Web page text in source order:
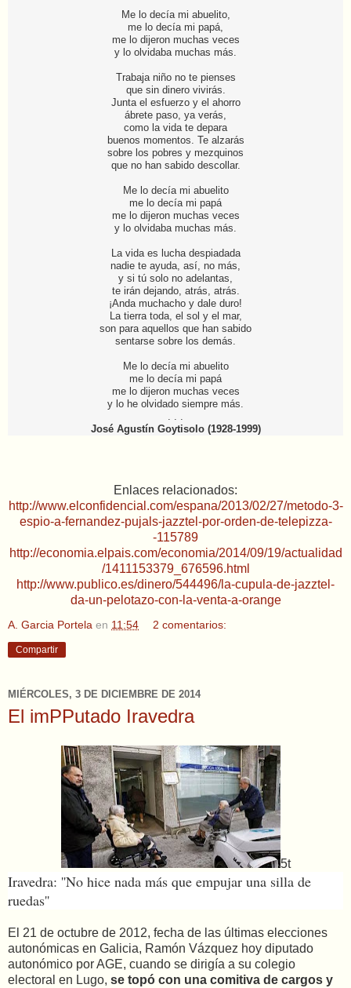
Me lo decía mi abuelito,
me lo decía mi papá,
me lo dijeron muchas veces
y lo olvidaba muchas más.
Trabaja niño no te pienses
que sin dinero vivirás.
Junta el esfuerzo y el ahorro
ábrete paso, ya verás,
como la vida te depara
buenos momentos. Te alzarás
sobre los pobres y mezquinos
que no han sabido descollar.
Me lo decía mi abuelito
me lo decía mi papá
me lo dijeron muchas veces
y lo olvidaba muchas más.
La vida es lucha despiadada
nadie te ayuda, así, no más,
y si tú solo no adelantas,
te irán dejando, atrás, atrás.
¡Anda muchacho y dale duro!
La tierra toda, el sol y el mar,
son para aquellos que han sabido
sentarse sobre los demás.
Me lo decía mi abuelito
me lo decía mi papá
me lo dijeron muchas veces
y lo he olvidado siempre más.
José Agustín Goytisolo (1928-1999)
Enlaces relacionados:
http://www.elconfidencial.com/espana/2013/02/27/metodo-3-
espio-a-fernandez-pujals-jazztel-por-orden-de-telepizza-
-115789
http://economia.elpais.com/economia/2014/09/19/actualidad
/1411153379_676596.html
http://www.publico.es/dinero/544496/la-cupula-de-jazztel-
da-un-pelotazo-con-la-venta-a-orange
A. Garcia Portela en 11:54 2 comentarios:
Compartir
MIÉRCOLES, 3 DE DICIEMBRE DE 2014
El imPPutado Iravedra
5t
Iravedra: ''No hice nada más que empujar una silla de
ruedas''
El 21 de octubre de 2012, fecha de las últimas elecciones
autonómicas en Galicia, Ramón Vázquez hoy diputado
autonómico por AGE, cuando se dirigía a su colegio
electoral en Lugo, se topó con una comitiva de cargos y